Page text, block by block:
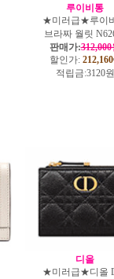
루이비통
★미러급★루이
브라짜 월릿
판매가:312,000
할인가: 212,160
적립금:3120원
디올
★미러급★디올